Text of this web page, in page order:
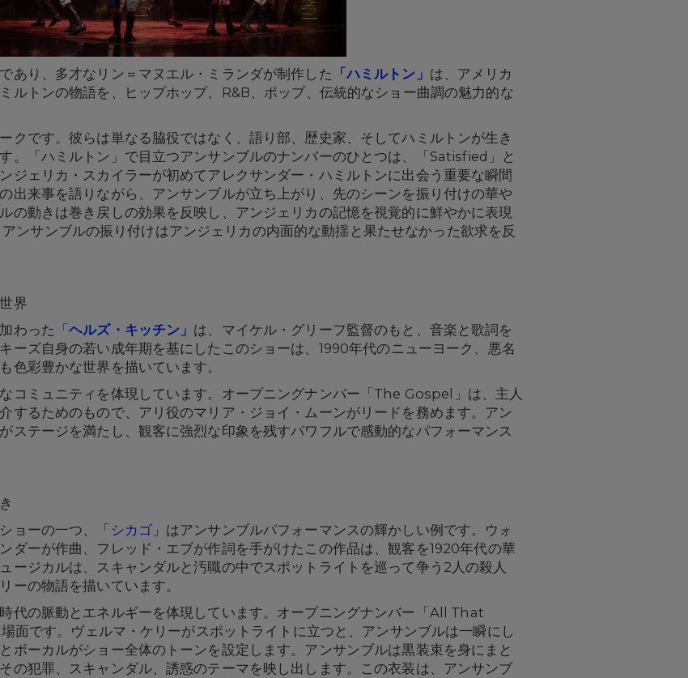
あり、多才なリン＝マヌエル・ミランダが制作した 「ハミルトン 」 は、アメリカ
ルトンの物語を、ヒップホップ、R&B、ポップ、伝統的なショー曲調の魅力的な
クです。彼らは単なる脇役ではなく、語り部、歴史家、そしてハミルトンが生き
。「ハミルトン」で目立つアンサンブルのナンバーのひとつは、「Satisfied」と
ジェリカ・スカイラーが初めてアレクサンダー・ハミルトンに出会う重要な瞬間
出来事を語りながら、アンサンブルが立ち上がり、先のシーンを振り付けの華や
の動きは巻き戻しの効果を反映し、アンジェリカの記憶を視覚的に鮮やかに表現
ンサンブルの振り付けはアンジェリカの内面的な動揺と果たせなかった欲求を反
界
わった 「ヘルズ・キッチン 」 は、マイケル・グリーフ監督のもと、音楽と歌詞を
ーズ自身の若い成年期を基にしたこのショーは、1990年代のニューヨーク、悪名
色彩豊かな世界を描いています。
コミュニティを体現しています。オープニングナンバー「The Gospel」は、主人
するためのもので、アリ役のマリア・ジョイ・ムーンがリードを務めます。アン
ステージを満たし、観客に強烈な印象を残すパワフルで感動的なパフォーマンス
ョーの一つ、「 シカゴ」はアンサンブルパフォーマンスの輝かしい例です。ウォ
ダーが作曲、フレッド・エブが作詞を手がけたこの作品は、観客を1920年代の華
ージカルは、スキャンダルと汚職の中でスポットライトを巡って争う2人の殺人
ーの物語を描いています。
代の脈動とエネルギーを体現しています。オープニングナンバー「All That
面です。ヴェルマ・ケリーがスポットライトに立つと、アンサンブルは一瞬にし
ボーカルがショー全体のトーンを設定します。アンサンブルは黒装束を身にまと
の犯罪、スキャンダル、誘惑のテーマを映し出します。この衣装は、アンサンブ